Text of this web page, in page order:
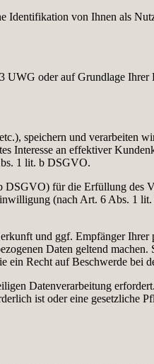
Identifikation von Ihnen als
UWG oder auf Grundlage
speichern und verarbeiten
Interesse an effektiver
1 lit. b DSGVO.
für die Erfüllung des
(nach Art. 6 Abs. 1
und ggf. Empfänger Ihrer
Daten geltend
ein Recht auf Beschwerde bei
Datenverarbeitung
ist oder eine gesetzliche